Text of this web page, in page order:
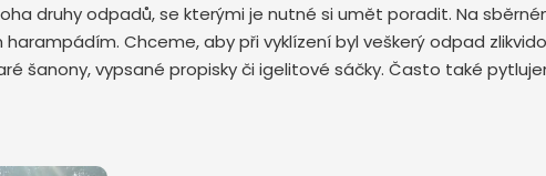
druhy odpadů, se kterými je nutné si umět poradit. Na
Chceme, aby při vyklízení byl veškerý odpad
šanony, vypsané propisky či igelitové sáčky. Často také